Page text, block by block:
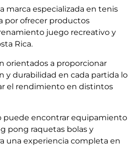
marca especializada en tenis
por ofrecer productos
juego recreativo y
Rica.
orientados a proporcionar
y durabilidad en cada partida lo
el rendimiento en distintos
puede encontrar equipamiento
pong raquetas bolas y
una experiencia completa en